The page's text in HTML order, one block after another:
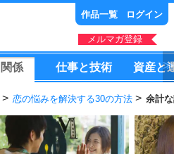
作品一覧 ログイン
メルマガ登録
関係 仕事と技術 資産と
恋の悩みを解決する30の方法 余計